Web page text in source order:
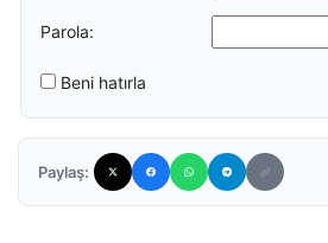
Parola:
Beni hatırla
Paylaş: